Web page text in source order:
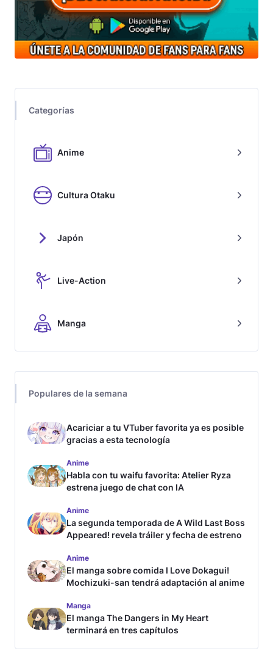
Categorías
Anime
Cultura Otaku
Japón
Live-Action
Manga
Populares de la semana
Acariciar a tu VTuber favorita ya es posible
gracias a esta tecnología
Anime
Habla con tu waifu favorita: Atelier Ryza
estrena juego de chat con IA
Anime
La segunda temporada de A Wild Last Boss
Appeared! revela tráiler y fecha de estreno
Anime
El manga sobre comida I Love Dokagui!
Mochizuki-san tendrá adaptación al anime
Manga
El manga The Dangers in My Heart
terminará en tres capítulos